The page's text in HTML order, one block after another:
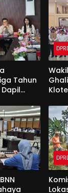
Tahun